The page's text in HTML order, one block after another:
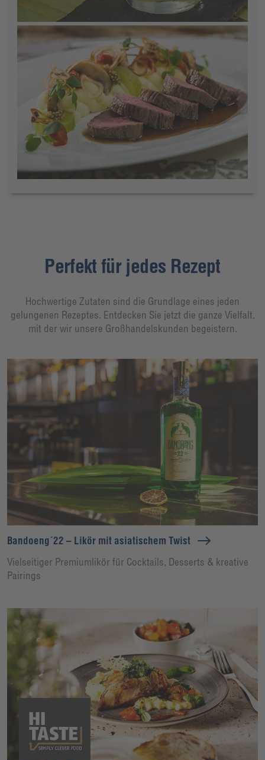
Perfekt für jedes Rezept
Hochwertige Zutaten sind die Grundlage eines jeden
gelungenen Rezeptes. Entdecken Sie jetzt die ganze Vielfalt,
mit der wir unsere Großhandelskunden begeistern.
Bandoeng´22 – Likör mit asiatischem Twist
Vielseitiger Premiumlikör für Cocktails, Desserts & kreative
Pairings